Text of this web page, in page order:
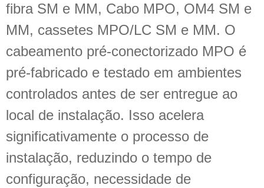
fibra SM e MM, Cabo MPO, OM4 SM e
MM, cassetes MPO/LC SM e MM. O
cabeamento pré-conectorizado MPO é
pré-fabricado e testado em ambientes
controlados antes de ser entregue ao
local de instalação. Isso acelera
significativamente o processo de
instalação, reduzindo o tempo de
configuração, necessidade de